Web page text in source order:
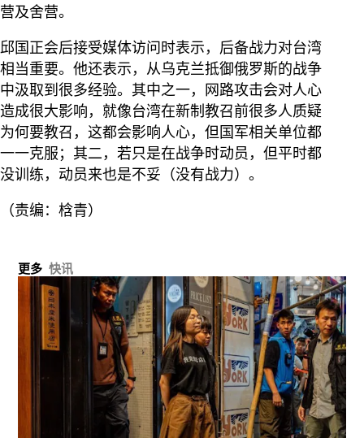
营及舍营。
邱国正会后接受媒体访问时表示，后备战力对台湾
相当重要。他还表示，从乌克兰抵御俄罗斯的战争
中汲取到很多经验。其中之一，网路攻击会对人心
造成很大影响，就像台湾在新制教召前很多人质疑
为何要教召，这都会影响人心，但国军相关单位都
一一克服；其二，若只是在战争时动员，但平时都
没训练，动员来也是不妥（没有战力）。
（责编：梒青）
更多 快讯